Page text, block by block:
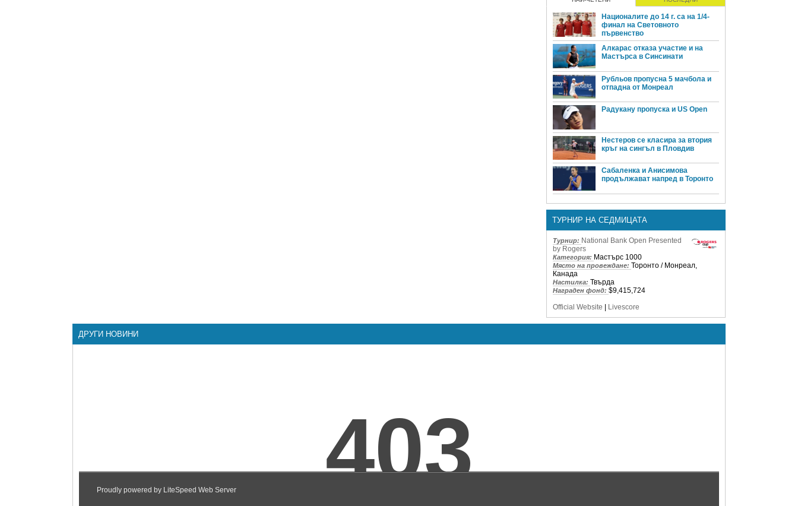
Националите до 14 г. са на 1/4-
финал на Световното
първенство
Алкарас отказа участие и на
Мастърса в Синсинати
Рубльов пропусна 5 мачбола и
отпадна от Монреал
Радукану пропуска и US Open
Нестеров се класира за втория
кръг на сингъл в Пловдив
Сабаленка и Анисимова
продължават напред в Торонто
ТУРНИР НА СЕДМИЦАТА
Турнир: National Bank Open Presented
by Rogers
Категория: Мастърс 1000
Място на провеждане: Торонто / Монреал,
Канада
Настилка: Твърда
Награден фонд: $9,415,724
Official Website | Livescore
ДРУГИ НОВИНИ